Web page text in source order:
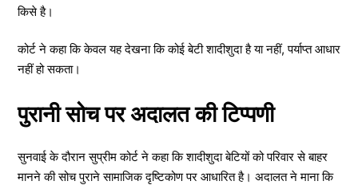
किसे है।
कोर्ट ने कहा कि केवल यह देखना कि कोई बेटी शादीशुदा है या नहीं, पर्याप्त आधार
नहीं हो सकता।
पुरानी सोच पर अदालत की टिप्पणी
सुनवाई के दौरान सुप्रीम कोर्ट ने कहा कि शादीशुदा बेटियों को परिवार से बाहर
मानने की सोच पुराने सामाजिक दृष्टिकोण पर आधारित है। अदालत ने माना कि